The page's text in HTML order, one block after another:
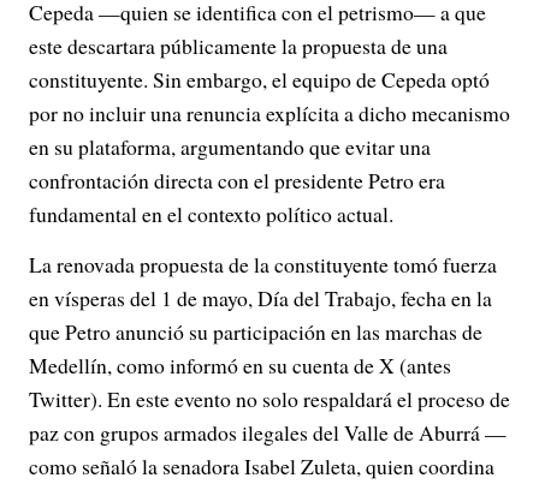
Cepeda —quien se identifica con el petrismo— a que
este descartara públicamente la propuesta de una
constituyente. Sin embargo, el equipo de Cepeda optó
por no incluir una renuncia explícita a dicho mecanismo
en su plataforma, argumentando que evitar una
confrontación directa con el presidente Petro era
fundamental en el contexto político actual.
La renovada propuesta de la constituyente tomó fuerza
en vísperas del 1 de mayo, Día del Trabajo, fecha en la
que Petro anunció su participación en las marchas de
Medellín, como informó en su cuenta de X (antes
Twitter). En este evento no solo respaldará el proceso de
paz con grupos armados ilegales del Valle de Aburrá —
como señaló la senadora Isabel Zuleta, quien coordina